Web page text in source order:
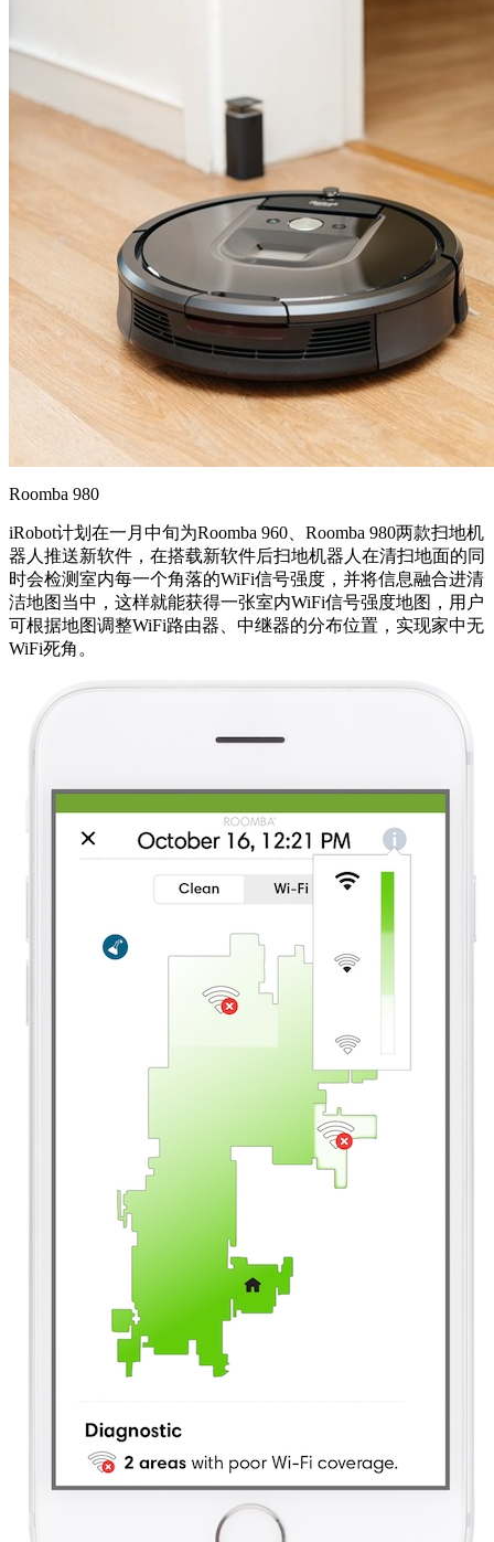
Roomba 980
iRobot计划在一月中旬为Roomba 960、Roomba 980两款扫地机
器人推送新软件，在搭载新软件后扫地机器人在清扫地面的同
时会检测室内每一个角落的WiFi信号强度，并将信息融合进清
洁地图当中，这样就能获得一张室内WiFi信号强度地图，用户
可根据地图调整WiFi路由器、中继器的分布位置，实现家中无
WiFi死角。